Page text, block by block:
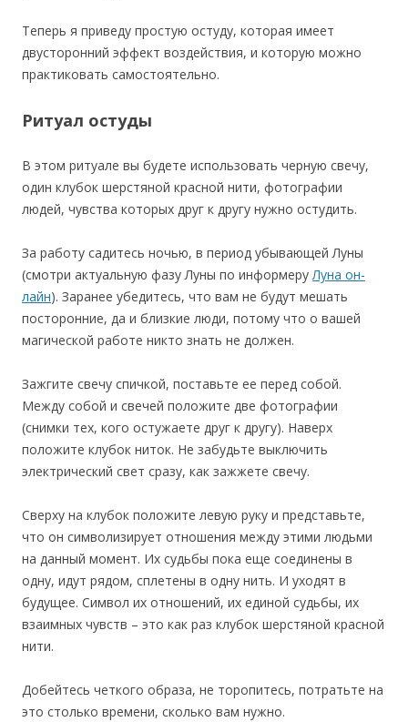
Теперь я приведу простую остуду, которая имеет
двусторонний эффект воздействия, и которую можно
практиковать самостоятельно.
Ритуал остуды
В этом ритуале вы будете использовать черную свечу,
один клубок шерстяной красной нити, фотографии
людей, чувства которых друг к другу нужно остудить.
За работу садитесь ночью, в период убывающей Луны
(смотри актуальную фазу Луны по информеруЛуна он-
лайн). Заранее убедитесь, что вам не будут мешать
посторонние, да и близкие люди, потому что о вашей
магической работе никто знать не должен.
Зажгите свечу спичкой, поставьте ее перед собой.
Между собой и свечей положите две фотографии
(снимки тех, кого остужаете друг к другу). Наверх
положите клубок ниток. Не забудьте выключить
электрический свет сразу, как зажжете свечу.
Сверху на клубок положите левую руку и представьте,
что он символизирует отношения между этими людьми
на данный момент. Их судьбы пока еще соединены в
одну, идут рядом, сплетены в одну нить. И уходят в
будущее. Символ их отношений, их единой судьбы, их
взаимных чувств – это как раз клубок шерстяной красной
нити.
Добейтесь четкого образа, не торопитесь, потратьте на
это столько времени, сколько вам нужно.